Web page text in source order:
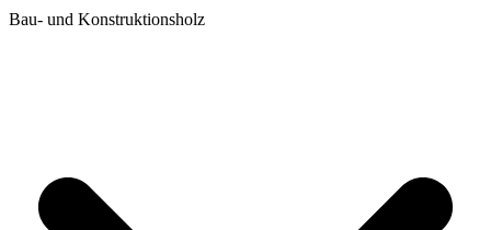
Bau- und Konstruktionsholz